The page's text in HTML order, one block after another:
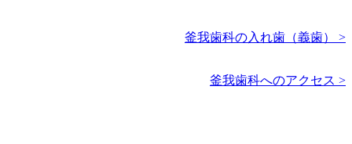
釜我歯科の入れ歯（義歯） >
釜我歯科へのアクセス >